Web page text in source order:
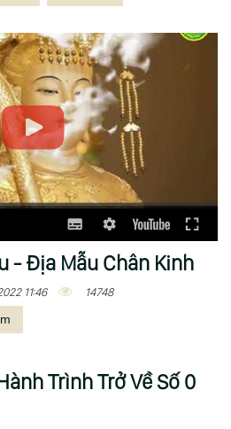
- Địa Mẫu Chân Kinh
11:46 14748
Trình Trở Về Số 0